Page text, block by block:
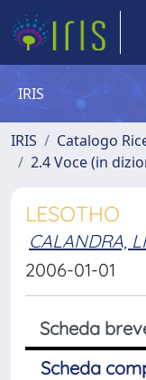
IRIS
IRIS Catalogo
2.4 Voce (in
LESOTHO
CALANDRA,
2006-01-01
Scheda
Scheda